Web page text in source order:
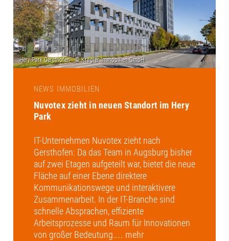
NEWS IMMOBILIEN
Nuvotex zieht in neuen Standort im Hery
Park
IT-Unternehmen Nuvotex zieht nach
Gersthofen: Da das Team in Augsburg bisher
auf zwei Etagen aufgeteilt war, bietet die neue
Fläche auf einer Ebene direktere
Kommunikationswege und interaktivere
Zusammenarbeit. In der IT-Branche sind
schnelle Absprachen, effiziente
Arbeitsprozesse und Raum für Innovationen
von großer Bedeutung.... mehr